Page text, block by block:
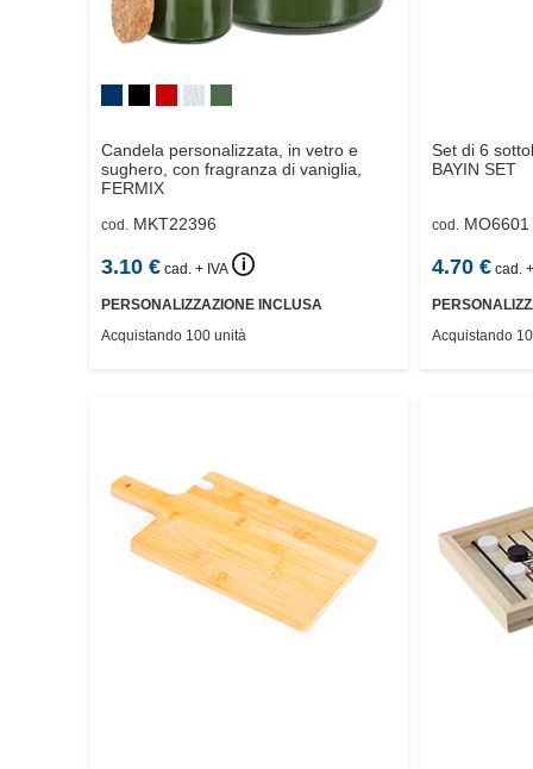
Candela personalizzata, in vetro e
sughero, con fragranza di vaniglia,
FERMIX
cod. MKT22396
3.10 € cad. + IVA 🛈
PERSONALIZZAZIONE INCLUSA
Acquistando 100 unità
Set di 6
BAYIN SET
cod. MO6601
4.70€ cad.
Acquistando